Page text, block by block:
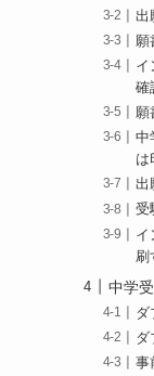
出
願
イ
確
願
中
は
出
受
イ
刷
中学
ダ
ダ
事